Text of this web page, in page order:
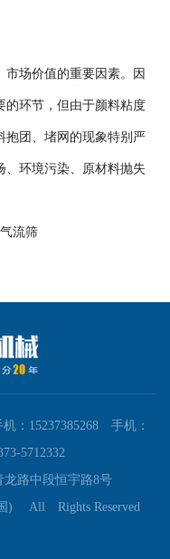
场价值的重要因素。因
的环节，但由于颜料粘度
抱团、堵网的现象特别严
、环境污染、原材料抛失
流筛
：15237385268 手机：
5712332
路中段恒宇路8号
) All Rights Reserved